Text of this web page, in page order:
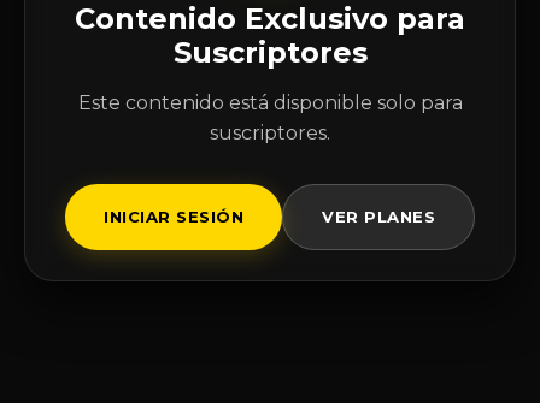
Contenido Exclusivo para
Suscriptores
Este contenido está disponible solo para
suscriptores.
INICIAR SESIÓN VER PLANES